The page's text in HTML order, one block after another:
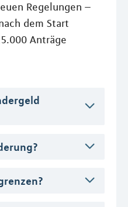
Regelungen –
dem Start
Anträge